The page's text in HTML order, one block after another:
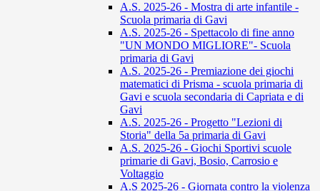
A.S. 2025-26 - Mostra di arte infantile -
Scuola primaria di Gavi
A.S. 2025-26 - Spettacolo di fine anno
"UN MONDO MIGLIORE"- Scuola
primaria di Gavi
A.S. 2025-26 - Premiazione dei giochi
matematici di Prisma - scuola primaria di
Gavi e scuola secondaria di Capriata e di
Gavi
A.S. 2025-26 - Progetto "Lezioni di
Storia" della 5a primaria di Gavi
A.S. 2025-26 - Giochi Sportivi scuole
primarie di Gavi, Bosio, Carrosio e
Voltaggio
A.S 2025-26 - Giornata contro la violenza